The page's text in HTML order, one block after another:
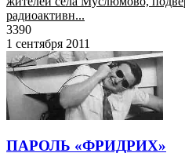
радиоактивн...
3390
1 сентября 2011
ПАРОЛЬ «ФРИДРИХ»